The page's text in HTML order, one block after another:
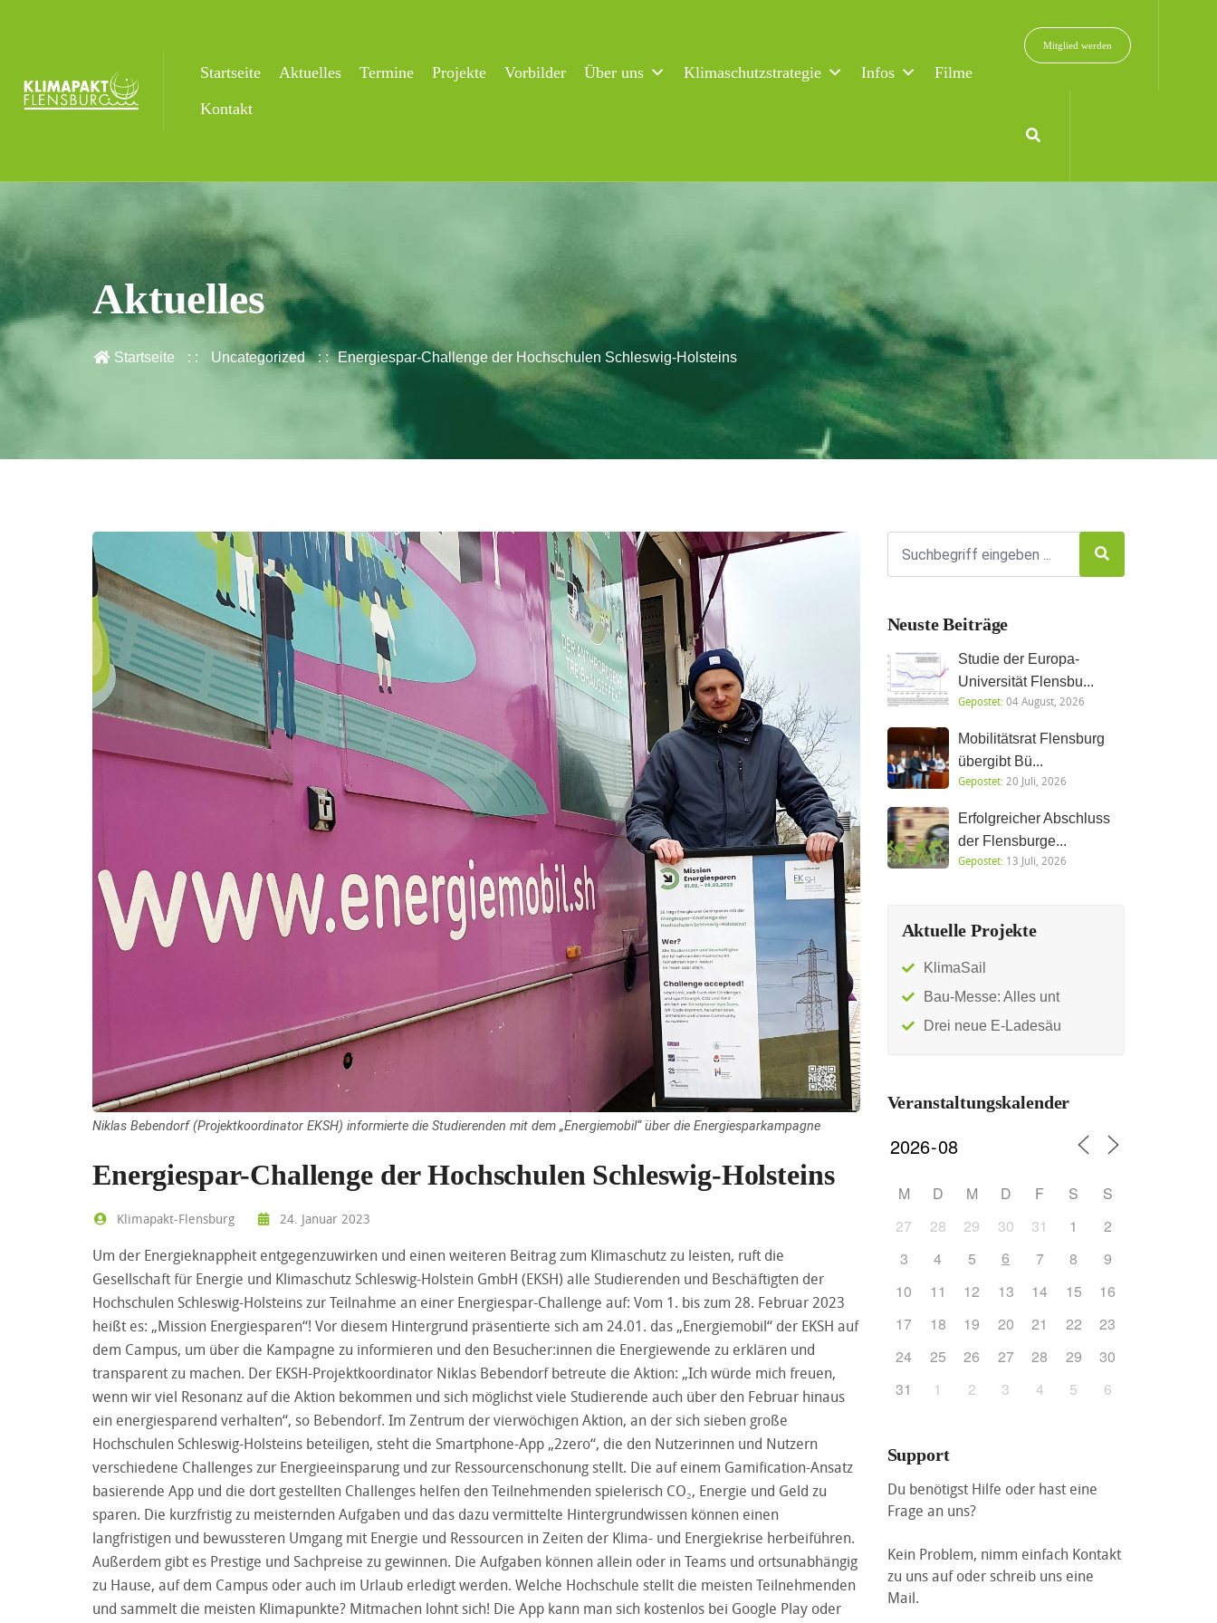
Startseite Aktuelles Termine Projekte Vorbilder Über uns Klimaschutzstrategie Infos
Filme
Kontakt
Mitglied werden
Aktuelles
Startseite Uncategorized Energiespar-Challenge der Hochschulen Schleswig-Holsteins
Niklas Bebendorf (Projektkoordinator EKSH) informierte die Studierenden mit dem „Energiemobil“ über die Energiesparkampagne
Energiespar-Challenge der Hochschulen Schleswig-Holsteins
Klimapakt-Flensburg 24. Januar 2023
Um der Energieknappheit entgegenzuwirken und einen weiteren Beitrag zum Klimaschutz zu leisten, ruft die
Gesellschaft für Energie und Klimaschutz Schleswig-Holstein GmbH (EKSH) alle Studierenden und Beschäftigten der
Hochschulen Schleswig-Holsteins zur Teilnahme an einer Energiespar-Challenge auf: Vom 1. bis zum 28. Februar 2023
heißt es: „Mission Energiesparen“! Vor diesem Hintergrund präsentierte sich am 24.01. das „Energiemobil“ der EKSH auf
dem Campus, um über die Kampagne zu informieren und den Besucher:innen die Energiewende zu erklären und
transparent zu machen. Der EKSH-Projektkoordinator Niklas Bebendorf betreute die Aktion: „Ich würde mich freuen,
wenn wir viel Resonanz auf die Aktion bekommen und sich möglichst viele Studierende auch über den Februar hinaus
ein energiesparend verhalten“, so Bebendorf. Im Zentrum der vierwöchigen Aktion, an der sich sieben große
Hochschulen Schleswig-Holsteins beteiligen, steht die Smartphone-App „2zero“, die den Nutzerinnen und Nutzern
verschiedene Challenges zur Energieeinsparung und zur Ressourcenschonung stellt. Die auf einem Gamification-Ansatz
basierende App und die dort gestellten Challenges helfen den Teilnehmenden spielerisch CO₂, Energie und Geld zu
sparen. Die kurzfristig zu meisternden Aufgaben und das dazu vermittelte Hintergrundwissen können einen
langfristigen und bewussteren Umgang mit Energie und Ressourcen in Zeiten der Klima- und Energiekrise herbeiführen.
Außerdem gibt es Prestige und Sachpreise zu gewinnen. Die Aufgaben können allein oder in Teams und ortsunabhängig
zu Hause, auf dem Campus oder auch im Urlaub erledigt werden. Welche Hochschule stellt die meisten Teilnehmenden
und sammelt die meisten Klimapunkte? Mitmachen lohnt sich! Die App kann man sich kostenlos bei Google Play oder
Neuste Beiträge
Studie der Europa-
Universität Flensbu...
Gepostet:04 August, 2026
Mobilitätsrat Flensburg
übergibt Bü...
Gepostet:20 Juli, 2026
Erfolgreicher Abschluss
der Flensburge...
Gepostet:13 Juli, 2026
Aktuelle Projekte
KlimaSail
Bau-Messe: Alles unt
Drei neue E-Ladesäu
Veranstaltungskalender
M D M D F S
S
27
28 29 30 31 1
2
3
4 5 6 7 8
9
10
11 12 13 14 15
16
17
18 19 20 21 22
23
24
25 26 27 28 29
30
31
1 2 3 4 5 6
Support
Du benötigst Hilfe oder hast eine
Frage an uns?
Kein Problem, nimm einfach Kontakt
zu uns auf oder schreib uns eine
Mail.